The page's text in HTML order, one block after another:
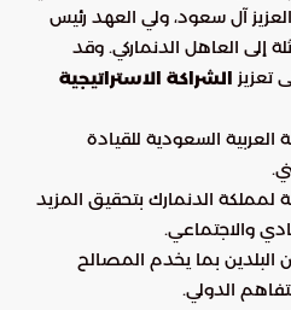
آل سعود، ولي العهد رئيس
إلى العاهل الدنماركي. وقد
الشراكة الاستراتيجية
السعودية للقيادة
لمملكة الدنمارك بتحقيق المزيد
والاجتماعي.
البلدين بما يخدم المصالح
الدولي.